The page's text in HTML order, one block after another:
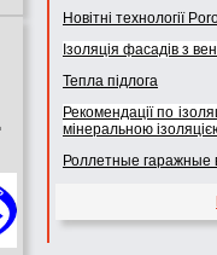
Новітні технології
Ізоляція фасадів з
Тепла підлога
Рекомендації по
мінеральною
Роллетные гаражные